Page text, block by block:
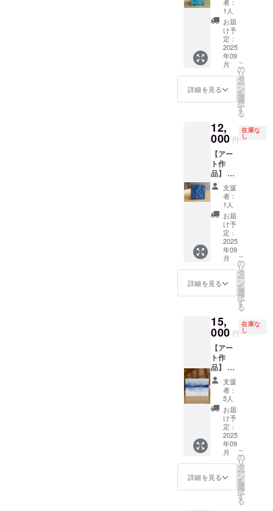
承くだ
さい。
等お送
り先を
お知ら
せくだ
さい ・
お使い
のモニ
ター環
境によ
面上の
色味が
若干異
なる場
合がご
ざいま
す。あ
らかじ
めご了
承くだ
さい。
セージ
付き ・
作品1点
もの ・
作品6-
①【ま
どろ
み】 ・
アクリ
ル・ミ
クスト
ア・木
製パネ
ル ・サ
イズ：
約W140
㎜×約
H140
㎜ ・
ご住所
等お送
り先を
お知ら
せくだ
さい ・
お使い
のモニ
ター環
品と画
面上の
色味が
若干異
なる場
合がご
ざいま
す。あ
らかじ
めご了
承くだ
さい。
1人
お届
け予
定：
2025
年09
月
詳細を見る
こ
の
リ
タ
ー
ン
を
選
択
す
る
12,
000 円
在庫な
し
【アー
ト作
品】 ・
お礼
メッ
セージ
付き ・
作品1点
もの ・
作品6-
②【ま
どろ
み】 ・
アクリ
ル・ミ
クスト
ア・木
製パネ
ル ・サ
イズ：
約W140
㎜×約
H140
㎜ ・
ご住所
等お送
り先を
お知ら
せくだ
さい ・
お使い
のモニ
ター環
支援
者：
1人
お届
け予
定：
2025
年09
月
詳細を見る
こ
の
リ
タ
ー
ン
を
選
択
す
る
15,
000 円
在庫な
し
【アー
ト作
品】 ・
お礼
メッ
セージ
付き ・
作品1点
もの
（各1
点） ・
限定5点
・作品
【うつ
ろい、
うつろ
支援
者：
5人
お届
け予
定：
2025
年09
月
詳細を見る
こ
の
リ
タ
ー
ン
を
選
択
す
る